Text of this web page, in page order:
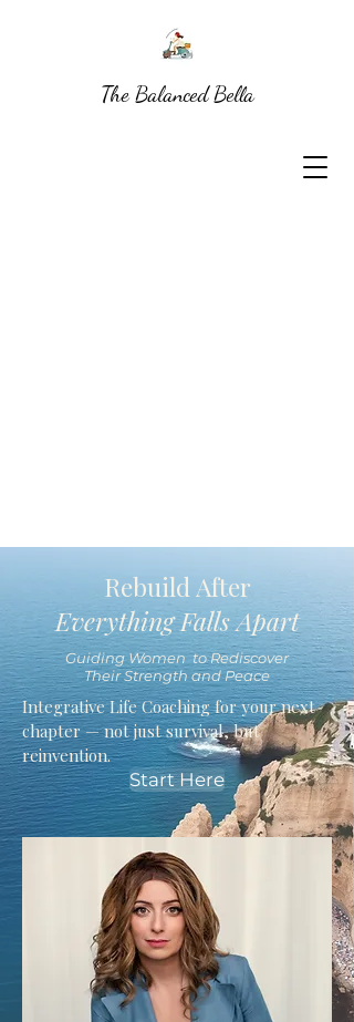
Rebuild After
Everything Falls Apart
Guiding Women to Rediscover
Their Strength and Peace
Integrative Life Coaching for your next
chapter — not just survival, but
reinvention.
Start Here
The Balanced Bella